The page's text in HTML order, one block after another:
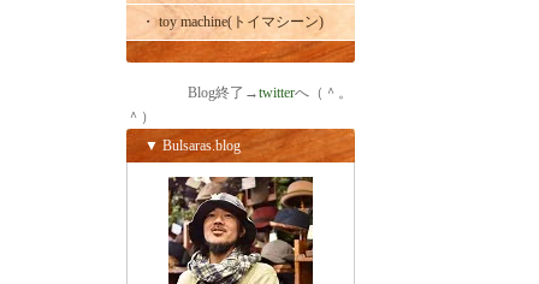
・ toy machine(トイマシーン)
Blog終了→twitterへ（＾。
＾）
▼ Bulsaras.blog